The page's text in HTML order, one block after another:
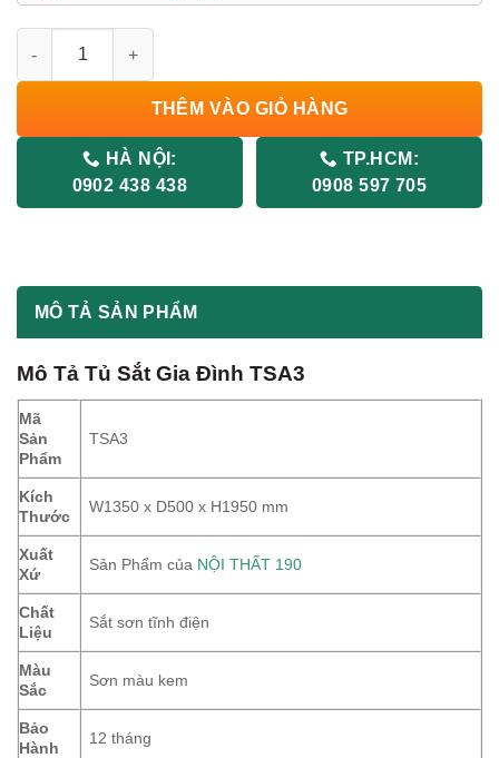
THÊM VÀO GIỎ HÀNG
HÀ NỘI:
0902 438 438
TP.HCM:
0908 597 705
MÔ TẢ SẢN PHẨM
Mô Tả Tủ Sắt Gia Đình TSA3
Mã
Sản
Phẩm
TSA3
Kích
Thước
W1350 x D500 x H1950 mm
Xuất
Xứ
Sản Phẩm của NỘI THẤT 190
Chất
Liệu
Sắt sơn tĩnh điện
Màu
Sắc
Sơn màu kem
Bảo
Hành
12 tháng